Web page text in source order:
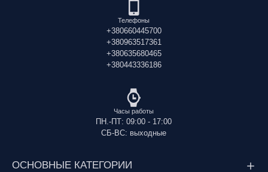
Телефоны
+380660445700
+380963517361
+380635680465
+380443336186
Часы работы
ПН.-ПТ: 09:00 - 17:00
СБ-ВС: выходные
ОСНОВНЫЕ КАТЕГОРИИ